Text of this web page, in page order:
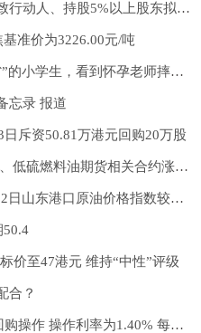
深科达最新公告：实控人及一致行动人、持股5%以上股东拟合计减持不超3%股份
准价为3226.00元/吨
通讯！两名正在教室门口“反省”的小学生，看到怀孕老师摔倒，飞奔搀扶，事后老师买汉堡炸鸡感谢，学生：当时有点害怕，但更担心老师
忘录 报道
斥资50.81万港元回购20万股
焦点热议:上期能源：调整原油、低硫燃料油期货相关合约涨跌停板幅度和交易保证金比例
每日快报!新华指数监测：6月22日山东港口原油价格指数较前一工作日下跌2.70%
50.4
价至47港元 维持“中性”评级
合？
央行今日开展5245亿元7天逆回购操作 操作利率为1.40% 每日热讯